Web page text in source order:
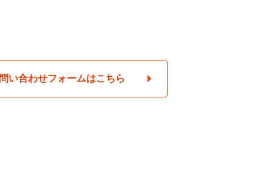
い合わせフォームはこちら